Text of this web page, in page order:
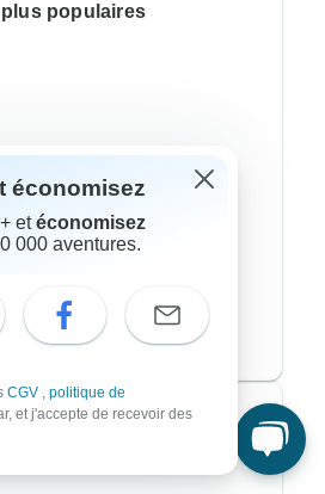
populaires
Cruises
les plus populaires
économisez
etéconomisez
000 aventures.
CGV , politique de
et j'accepte de recevoir des